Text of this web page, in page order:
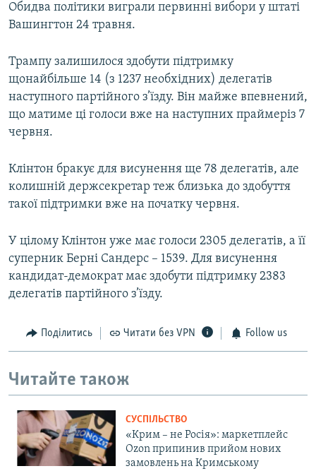
Обидва політики виграли первинні вибори у штаті
Вашингтон 24 травня.
Трампу залишилося здобути підтримку
щонайбільше 14 (з 1237 необхідних) делегатів
наступного партійного з’їзду. Він майже впевнений,
що матиме ці голоси вже на наступних праймеріз 7
червня.
Клінтон бракує для висунення ще 78 делегатів, але
колишній держсекретар теж близька до здобуття
такої підтримки вже на початку червня.
У цілому Клінтон уже має голоси 2305 делегатів, а її
суперник Берні Сандерс – 1539. Для висунення
кандидат-демократ має здобути підтримку 2383
делегатів партійного з’їзду.
Поділитись Читати без VPN Follow us
Читайте також
СУСПІЛЬСТВО
«Крим – не Росія»: маркетплейс
Ozon припинив прийом нових
замовлень на Кримському